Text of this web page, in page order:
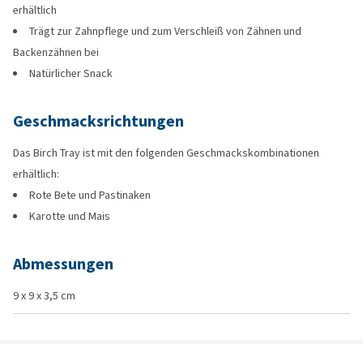
erhältlich
Trägt zur Zahnpflege und zum Verschleiß von Zähnen und
Backenzähnen bei
Natürlicher Snack
Geschmacksrichtungen
Das Birch Tray ist mit den folgenden Geschmackskombinationen
erhältlich:
Rote Bete und Pastinaken
Karotte und Mais
Abmessungen
9 x 9 x 3,5 cm